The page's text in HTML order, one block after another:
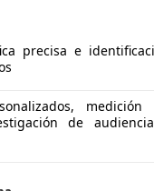
10.000 km
precisa e
medición
de